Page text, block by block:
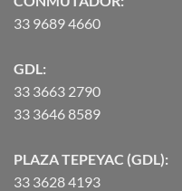
33 9689 4660
GDL:
33 3663 2790
33 3646 8589
PLAZA TEPEYAC (GDL):
33 3628 4193